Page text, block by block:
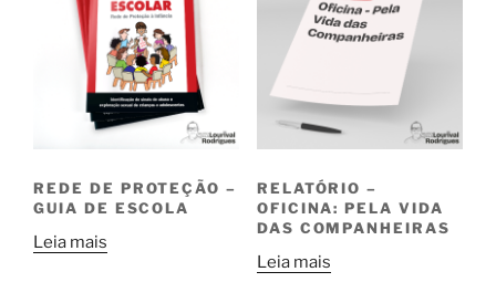
REDE DE PROTEÇÃO –
GUIA DE ESCOLA
Leia mais
RELATÓRIO –
OFICINA: PELA VIDA
DAS COMPANHEIRAS
Leia mais